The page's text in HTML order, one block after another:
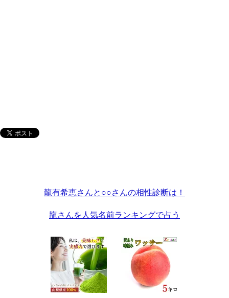
龍有希恵さんと○○さんの相性診断は！
龍さんを人気名前ランキングで占う